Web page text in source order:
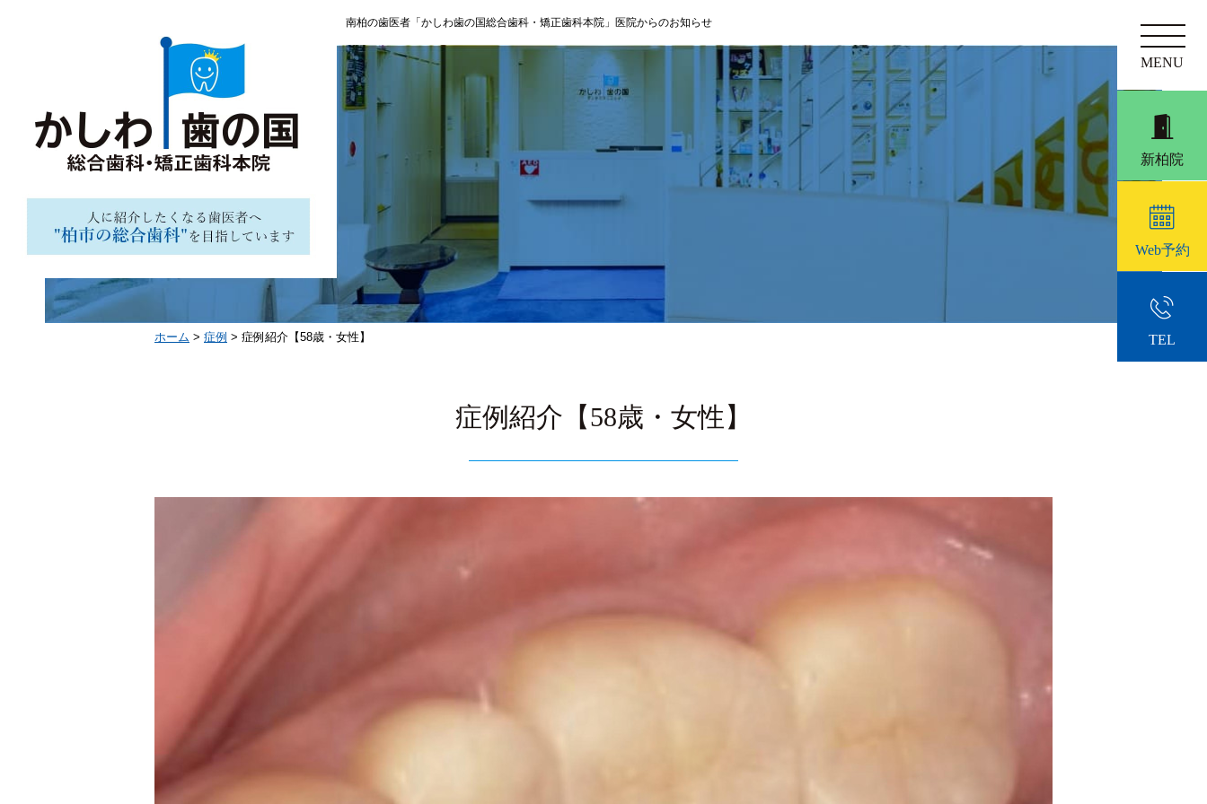
南柏の歯医者「かしわ歯の国総合歯科・矯正歯科本院」医院からのお知らせ
新柏院
Web予約
TEL
ホーム > 症例 > 症例紹介【58歳・女性】
症例紹介【58歳・女性】